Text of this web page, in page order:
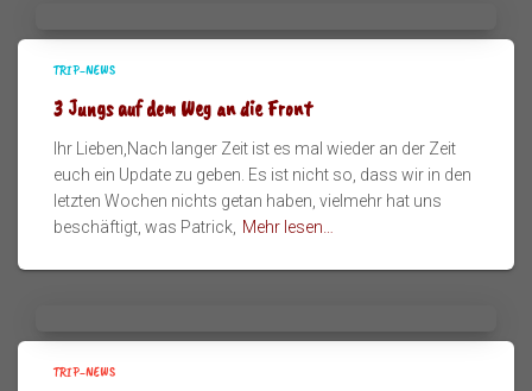
TRIP-NEWS
3 Jungs auf dem Weg an die Front
Ihr Lieben,Nach langer Zeit ist es mal wieder an der Zeit
euch ein Update zu geben. Es ist nicht so, dass wir in den
letzten Wochen nichts getan haben, vielmehr hat uns
beschäftigt, was Patrick, Mehr lesen…
TRIP-NEWS